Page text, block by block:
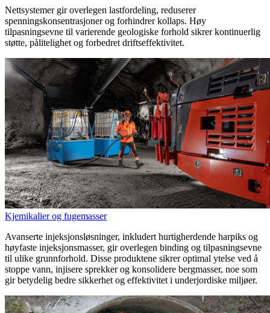
Nettsystemer gir overlegen lastfordeling, reduserer
spenningskonsentrasjoner og forhindrer kollaps. Høy
tilpasningsevne til varierende geologiske forhold sikrer kontinuerlig
støtte, pålitelighet og forbedret driftseffektivitet.
Kjemikalier og fugemasser
Avanserte injeksjonsløsninger, inkludert hurtigherdende harpiks og
høyfaste injeksjonsmasser, gir overlegen binding og tilpasningsevne
til ulike grunnforhold. Disse produktene sikrer optimal ytelse ved å
stoppe vann, injisere sprekker og konsolidere bergmasser, noe som
gir betydelig bedre sikkerhet og effektivitet i underjordiske miljøer.